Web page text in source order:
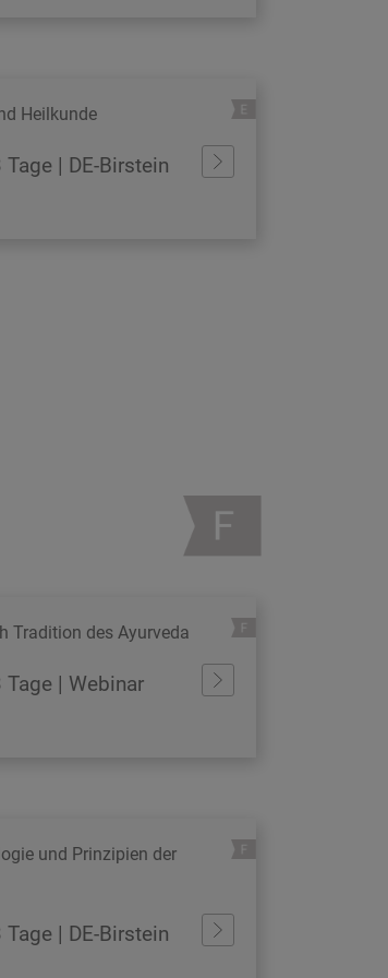
Heilkunde
Tage | DE-Birstein
Tradition des Ayurveda
Tage | Webinar
und Prinzipien der
Tage | DE-Birstein